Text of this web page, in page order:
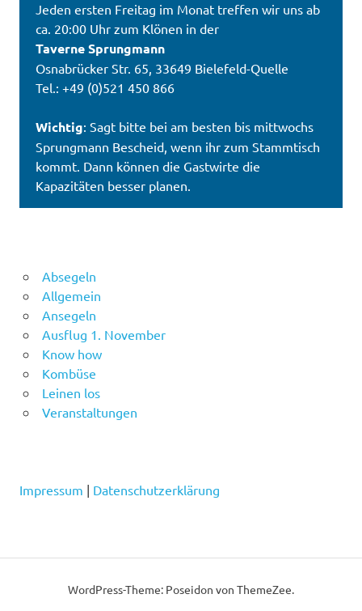
Jeden ersten Freitag im Monat treffen wir uns ab
ca. 20:00 Uhr zum Klönen in der
Taverne Sprungmann
Osnabrücker Str. 65, 33649 Bielefeld-Quelle
Tel.: +49 (0)521 450 866
Wichtig: Sagt bitte bei am besten bis mittwochs
Sprungmann Bescheid, wenn ihr zum Stammtisch
kommt. Dann können die Gastwirte die
Kapazitäten besser planen.
Absegeln
Allgemein
Ansegeln
Ausflug 1. November
Know how
Kombüse
Leinen los
Veranstaltungen
Impressum | Datenschutzerklärung
WordPress-Theme: Poseidon von ThemeZee.